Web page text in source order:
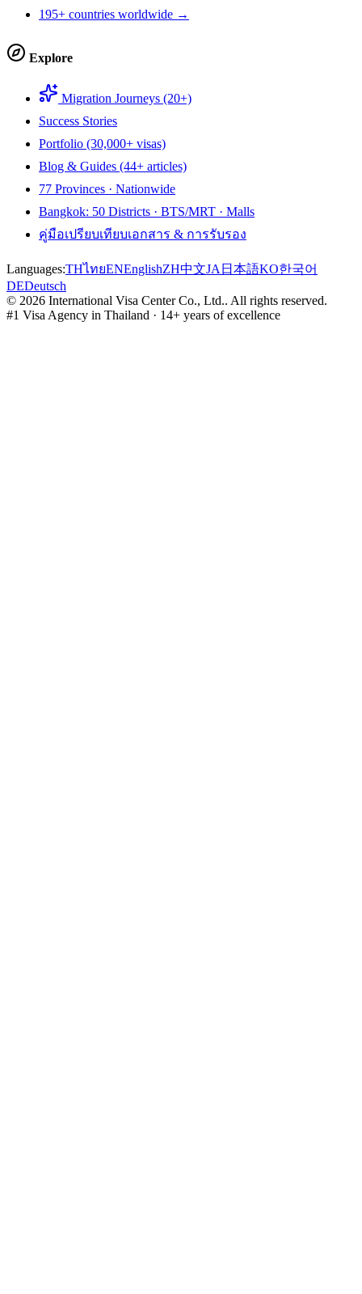
195+ countries worldwide →
Explore
Migration Journeys (20+)
Success Stories
Portfolio (30,000+ visas)
Blog & Guides (44+ articles)
77 Provinces · Nationwide
Bangkok: 50 Districts · BTS/MRT · Malls
คู่มือเปรียบเทียบเอกสาร & การรับรอง
Languages:THไทยENEnglishZH中文JA 日本語KO한국어
DEDeutsch
© 2026 International Visa Center Co., Ltd.. All rights reserved.
#1 Visa Agency in Thailand · 14+ years of excellence